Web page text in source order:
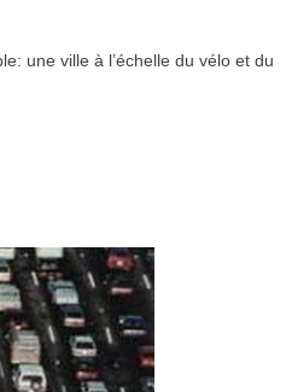
une ville à l’échelle du vélo et du